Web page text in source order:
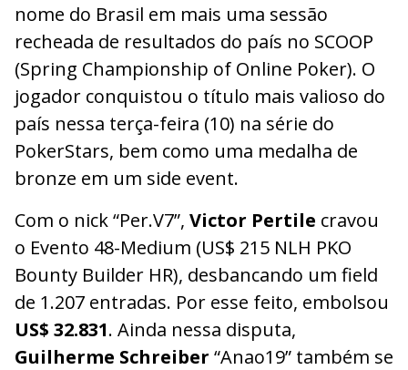
nome do Brasil em mais uma sessão
recheada de resultados do país no SCOOP
(Spring Championship of Online Poker). O
jogador conquistou o título mais valioso do
país nessa terça-feira (10) na série do
PokerStars, bem como uma medalha de
bronze em um side event.
Com o nick “Per.V7”, Victor Pertile cravou
o Evento 48-Medium (US$ 215 NLH PKO
Bounty Builder HR), desbancando um field
de 1.207 entradas. Por esse feito, embolsou
US$ 32.831. Ainda nessa disputa,
Guilherme Schreiber “Anao19” também se